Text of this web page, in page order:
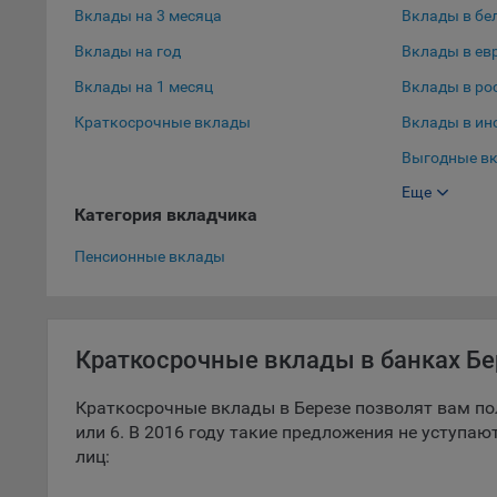
При
Вклады на 3 месяца
Вклады на год
Вклады на 1 месяц
Краткосрочные вклады
Вклады в
Вклады в
Вклады в
Вклады в
Выгодные
Выгодные
Еще
Категория вкладчика
Пенсионные вклады
Краткосрочные вклады в банках
Краткосрочные вклады в Березе позволят вам
или 6. В 2016 году такие предложения не
лиц: